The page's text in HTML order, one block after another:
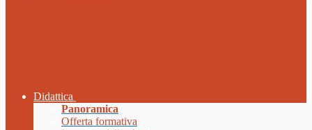
Didattica
Panoramica
Offerta formativa